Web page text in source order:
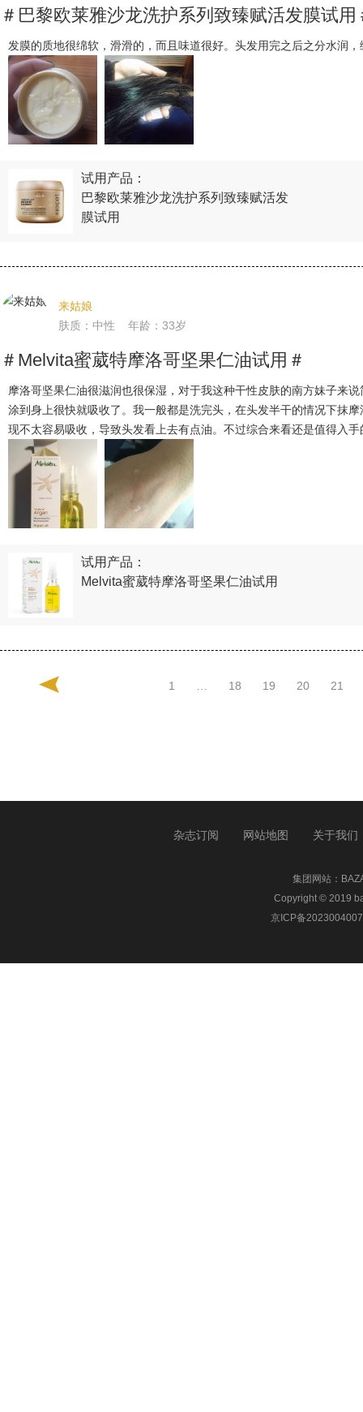
＃巴黎欧莱雅沙龙洗护系列致臻赋活发膜试用
发膜的质地很绵软，滑滑的，而且味道很好。头发用完之后之分水润
试用产品：
巴黎欧莱雅沙龙洗护系列致臻赋活发
膜试用
来姑娘
肤质：中性 年龄：33岁
＃Melvita蜜葳特摩洛哥坚果仁油试用＃
摩洛哥坚果仁油很滋润也很保湿，对于我这种干性皮肤的南方妹子来
涂到身上很快就吸收了。我一般都是洗完头，在头发半干的情况下抹
现不太容易吸收，导致头发看上去有点油。不过综合来看还是值得入手
试用产品：
Melvita蜜葳特摩洛哥坚果仁油试用
1 18 19 20 21
杂志订阅 网站地图 关于我们
集团网站：
Copyright © 2019
京ICP备